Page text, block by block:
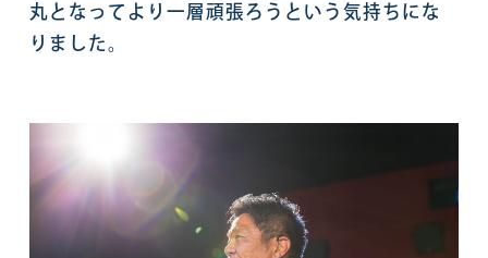
丸となってより一層頑張ろうという気持ちにな
りました。